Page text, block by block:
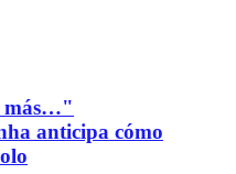
más…"
anticipa cómo